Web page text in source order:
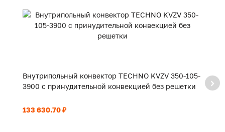
Внутрипольный конвектор TECHNO KVZV 350-105-
3900 с принудительной конвекцией без решетки
133 630.70 ₽